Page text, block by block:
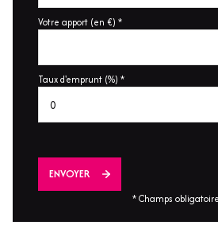
Votre apport (en €) *
Taux d'emprunt (%) *
ENVOYER
* Champs